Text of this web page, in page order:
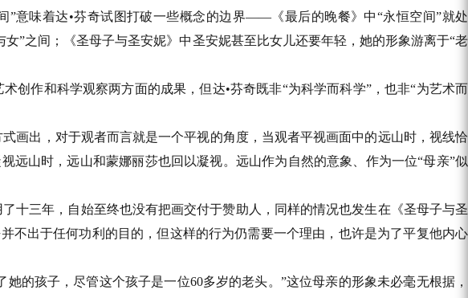
”意味着达•芬奇试图打破一些概念的边界——《最后的晚餐》中“永恒空间”就处
”之间；《圣母子与圣安妮》中圣安妮甚至比女儿还要年轻，她的形象游离于“老
创作和科学观察两方面的成果，但达•芬奇既非“为科学而科学”，也非“为艺术而
画出，对于观者而言就是一个平视的角度，当观者平视画面中的远山时，视线恰
远山时，远山和蒙娜丽莎也回以凝视。远山作为自然的意象、作为一位“母亲”似
十三年，自始至终也没有把画交付于赞助人，同样的情况也发生在《圣母子与圣
不出于任何功利的目的，但这样的行为仍需要一个理由，也许是为了平复他内心
的孩子，尽管这个孩子是一位60多岁的老头。”这位母亲的形象未必毫无根据，